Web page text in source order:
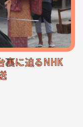
裏に迫るNHK